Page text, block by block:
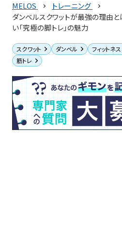
MELOS
トレーニング
ダンベルスクワットが最強の理由
い「究極の脚トレ」の魅力
スクワット ダンベル フィットネス
筋トレ